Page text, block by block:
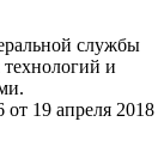
службы
и
19 апреля 2018